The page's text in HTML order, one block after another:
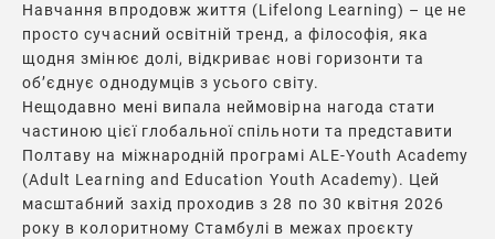
Навчання впродовж життя (Lifelong Learning) – це не
просто сучасний освітній тренд, а філософія, яка
щодня змінює долі, відкриває нові горизонти та
об’єднує однодумців з усього світу.
Нещодавно мені випала неймовірна нагода стати
частиною цієї глобальної спільноти та представити
Полтаву на міжнародній програмі ALE-Youth Academy
(Adult Learning and Education Youth Academy). Цей
масштабний захід проходив з 28 по 30 квітня 2026
року в колоритному Стамбулі в межах проєкту